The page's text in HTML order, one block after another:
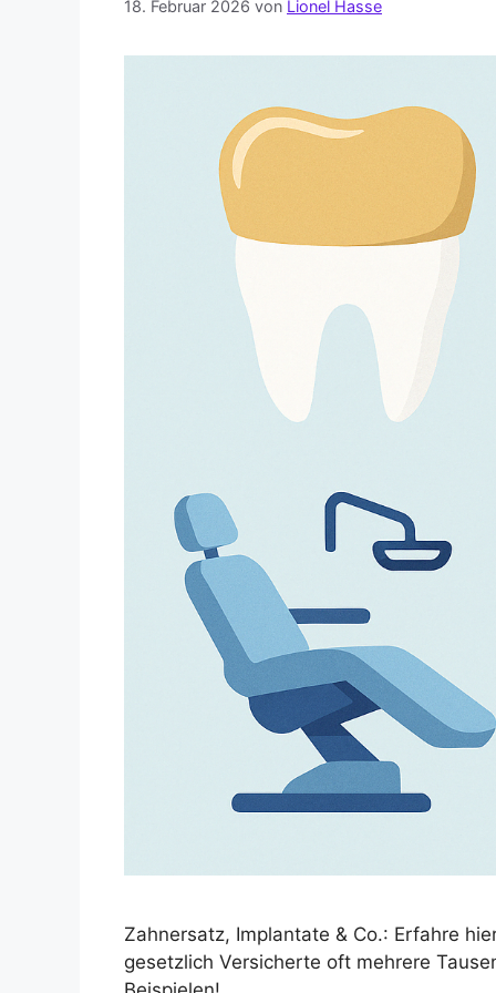
18. Februar 2026 von Lionel Hasse
Zahnersatz, Implantate & Co.: Erfahre
gesetzlich Versicherte oft mehrere